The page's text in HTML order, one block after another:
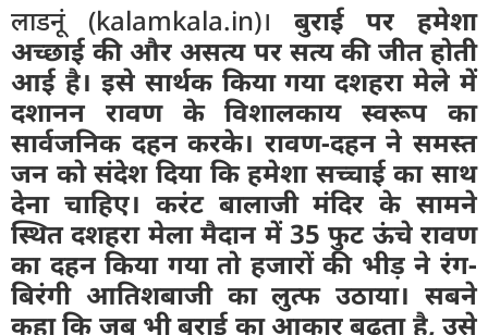
लाडनूं (kalamkala.in)। बुराई पर हमेशा
अच्छाई की और असत्य पर सत्य की जीत होती
आई है। इसे सार्थक किया गया दशहरा मेले में
दशानन रावण के विशालकाय स्वरूप का
सार्वजनिक दहन करके। रावण-दहन ने समस्त
जन को संदेश दिया कि हमेशा सच्चाई का साथ
देना चाहिए। करंट बालाजी मंदिर के सामने
स्थित दशहरा मेला मैदान में 35 फुट ऊंचे रावण
का दहन किया गया तो हजारों की भीड़ ने रंग-
बिरंगी आतिशबाजी का लुत्फ उठाया। सबने
कहा कि जब भी बुराई का आकार बढ़ता है, उसे